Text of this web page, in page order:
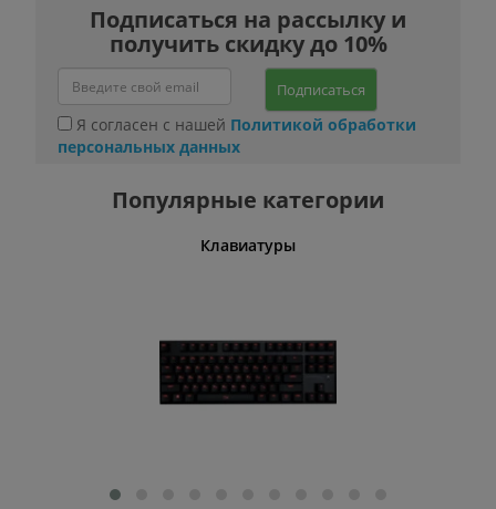
Подписаться на рассылку и
получить скидку до 10%
Подписаться
Я согласен с нашей Политикой обработки
персональных данных
Популярные категории
Клавиатуры